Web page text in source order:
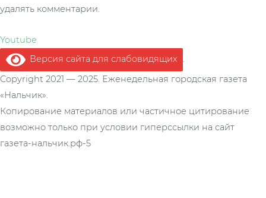
удалять комментарии.
Youtube
Версия сайта для слабовидящих
.
Copyright 2021 — 2025. Еженедельная городская газета
«Нальчик».
Копирование материалов или частичное цитирование
возможно только при условии гиперссылки на сайт
газета-нальчик.рф-5